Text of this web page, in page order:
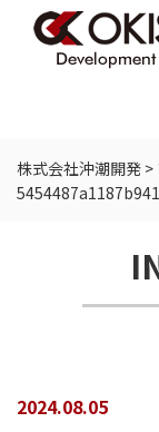
株式会社沖潮開発 >
2024.08.05